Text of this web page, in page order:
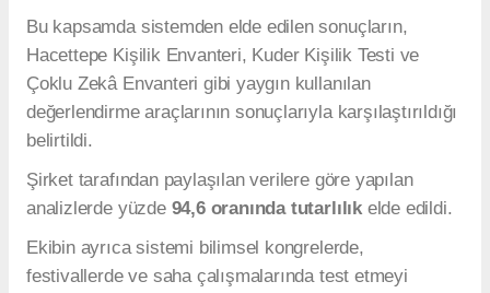
Bu kapsamda sistemden elde edilen sonuçların,
Hacettepe Kişilik Envanteri, Kuder Kişilik Testi ve
Çoklu Zekâ Envanteri gibi yaygın kullanılan
değerlendirme araçlarının sonuçlarıyla karşılaştırıldığı
belirtildi.
Şirket tarafından paylaşılan verilere göre yapılan
analizlerde yüzde 94,6 oranında tutarlılıkelde edildi.
Ekibin ayrıca sistemi bilimsel kongrelerde,
festivallerde ve saha çalışmalarında test etmeyi